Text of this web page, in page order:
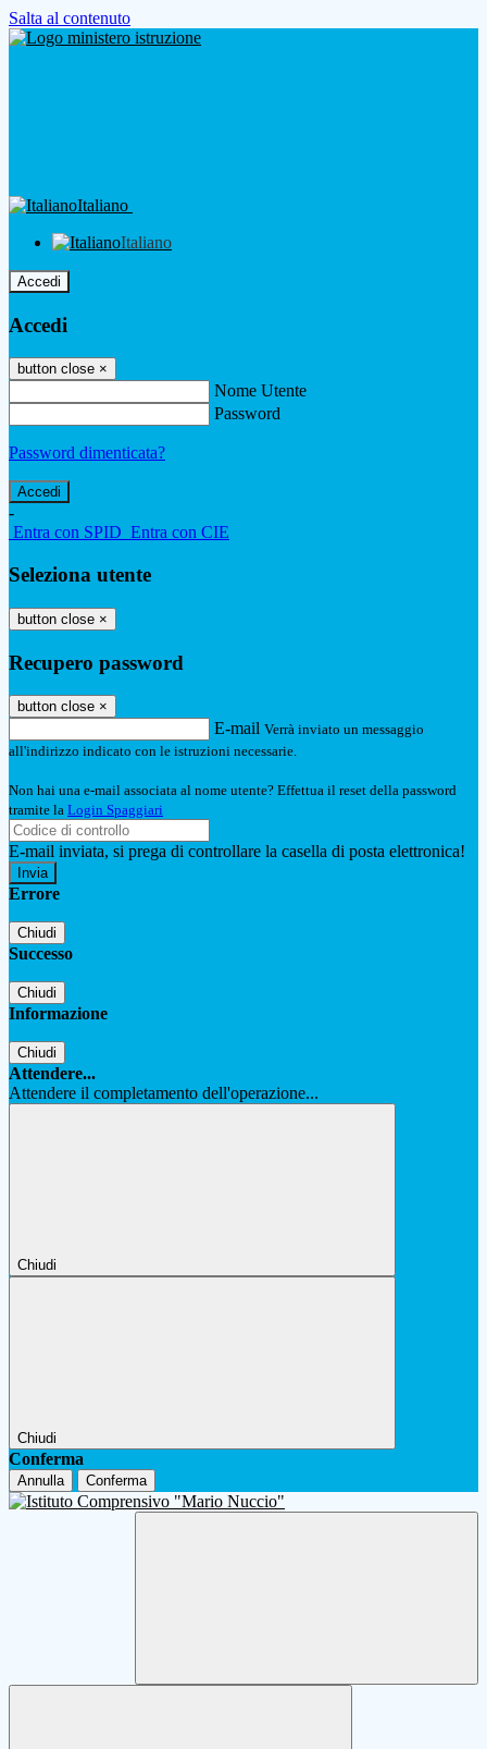
Salta al contenuto
Italiano
Italiano
Accedi
Accedi
button close ×
Nome Utente
Password
Password dimenticata?
-
Entra con SPID Entra con CIE
Seleziona utente
button close ×
Recupero password
button close ×
E-mail Verrà inviato un messaggio
all'indirizzo indicato con le istruzioni necessarie.
Non hai una e-mail associata al nome utente? Effettua il reset della password
tramite la Login Spaggiari
E-mail inviata, si prega di controllare la casella di posta elettronica!
Errore
Chiudi
Successo
Chiudi
Informazione
Chiudi
Attendere...
Attendere il completamento dell'operazione...
Chiudi
Chiudi
Conferma
Annulla Conferma